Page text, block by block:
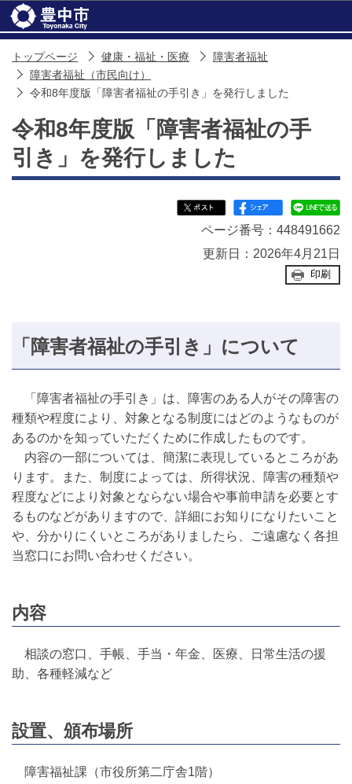
トップページ 健康・福祉・医療
障害者福祉
障害者福祉（市民向け）
令和8年度版「障害者福祉の手引き」を発行しました
令和8年度版「障害者福祉の手
引き」を発行しました
ページ番号：448491662
更新日：2026年4月21日
印刷
「障害者福祉の手引き」について
「障害者福祉の手引き」は、障害のある人がその障害の
種類や程度により、対象となる制度にはどのようなものが
あるのかを知っていただくために作成したものです。
内容の一部については、簡潔に表現しているところがあ
ります。また、制度によっては、所得状況、障害の種類や
程度などにより対象とならない場合や事前申請を必要とす
るものなどがありますので、詳細にお知りになりたいこと
や、分かりにくいところがありましたら、ご遠慮なく各担
当窓口にお問い合わせください。
内容
相談の窓口、手帳、手当・年金、医療、日常生活の援
助、各種軽減など
設置、頒布場所
障害福祉課（市役所第二庁舎1階）